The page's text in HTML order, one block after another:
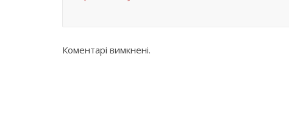
Коментарі вимкнені.